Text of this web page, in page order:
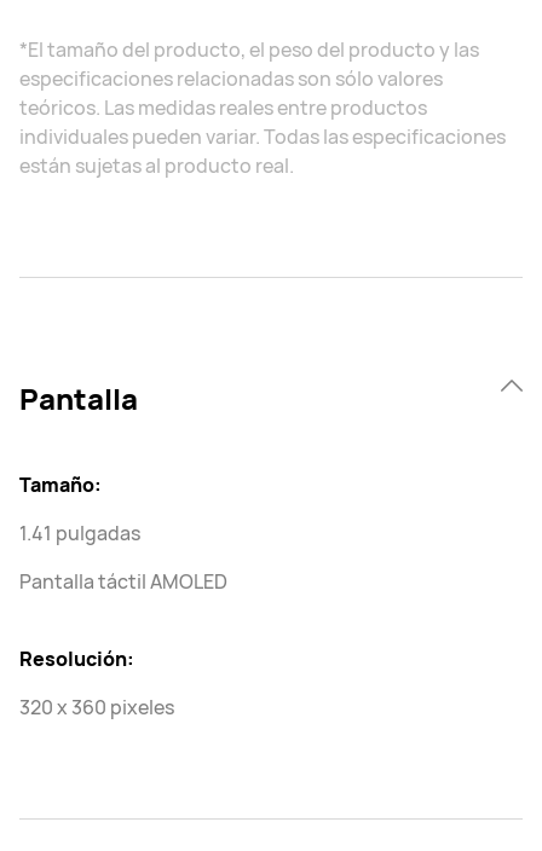
*El tamaño del producto, el peso del producto y las
especificaciones relacionadas son sólo valores
teóricos. Las medidas reales entre productos
individuales pueden variar. Todas las especificaciones
están sujetas al producto real.
Pantalla
Tamaño:
1.41 pulgadas
Pantalla táctil AMOLED
Resolución:
320 x 360 pixeles